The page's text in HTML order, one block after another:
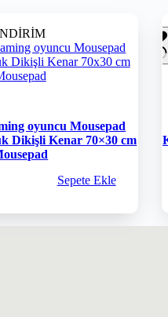
oyuncu Mousepad
Dikişli Kenar 70×30 cm
Sepete Ekle